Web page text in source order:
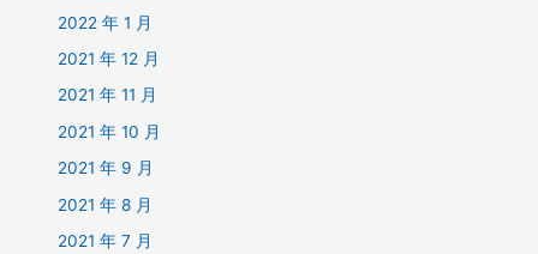
2022 年 1 月
2021 年 12 月
2021 年 11 月
2021 年 10 月
2021 年 9 月
2021 年 8 月
2021 年 7 月